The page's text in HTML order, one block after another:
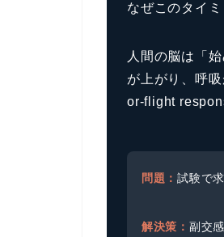
なぜこのタイミ
人間の脳は「
が上がり、呼
or-flight
問題：試験で
解決策： 副交